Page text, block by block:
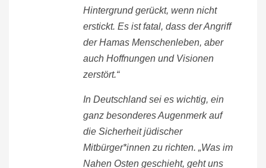
Hintergrund gerückt, wenn nicht
erstickt. Es ist fatal, dass der Angriff
der Hamas Menschenleben, aber
auch Hoffnungen und Visionen
zerstört.“
In Deutschland sei es wichtig, ein
ganz besonderes Augenmerk auf
die Sicherheit jüdischer
Mitbürger*innen zu richten. „Was im
Nahen Osten geschieht, geht uns